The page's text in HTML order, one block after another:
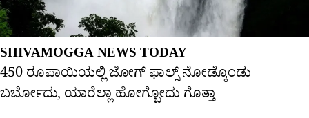
SHIVAMOGGA NEWS TODAY
450 ರೂಪಾಯಿಯಲ್ಲಿ ಜೋಗ್​ ಫಾಲ್ಸ್​ ನೋಡ್ಕೊಂಡು
ಬರ್ಬೋದು, ಯಾರೆಲ್ಲಾ ಹೋಗ್ಬೋದು ಗೊತ್ತಾ